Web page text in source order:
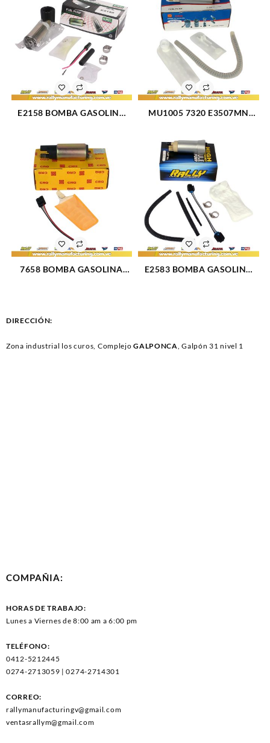
E2158 BOMBA GASOLINA
MU1005 7320 E3507MN
ELECTRICA PILA
CHEVROLET SILVERADO
1500-2500 V6-4.3L-4.8L V8-
5.3L-6.0L 99-04 (141)
7658 BOMBA GASOLINA
E2583 BOMBA GASOLINA
DIRECCIÓN:
Zona industrial los curos, ComplejoGALPONCA, Galpón 31 nivel 1
COMPAÑIA:
HORAS DE TRABAJO:
Lunes a Viernes de 8:00 am a 6:00 pm
TELÉFONO:
0412-5212445
0274-2713059 | 0274-2714301
CORREO:
rallymanufacturingv@gmail.com
ventasrallym@gmail.com